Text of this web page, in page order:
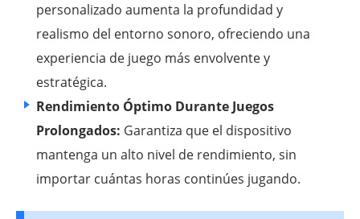
personalizado aumenta la profundidad y
realismo del entorno sonoro, ofreciendo una
experiencia de juego más envolvente y
estratégica.
Rendimiento Óptimo Durante Juegos
Prolongados: Garantiza que el dispositivo
mantenga un alto nivel de rendimiento, sin
importar cuántas horas continúes jugando.